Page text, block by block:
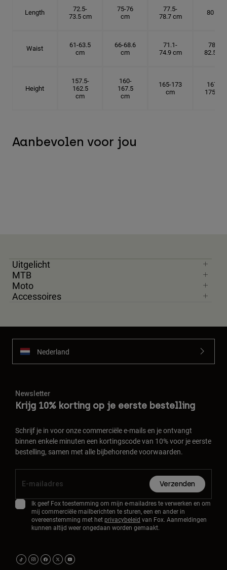
Length
72.5-
73.5 cm
75-76
cm
77.5-
78.7 cm
80 cm
Waist
61-63.5
cm
66-68.6
cm
71.1-
74.9 cm
78.7-
82.5 cm
Height
157.5-
162.5
cm
160-
167.5
cm
165-173
cm
167.5-
175 cm
Aanbevolen voor jou
Uitgelicht
MTB
Moto
Accessoires
Nederland
Newsletter
Krijg 10% korting op je eerste bestelling
Schrijf je in voor onze commerciële e-mails en je ontvangt
binnen enkele minuten een kortingscode van 10% voor je eerste
bestelling, samen met alle bijbehorende voorwaarden.
Verzenden
Ik geef Fox toestemming om mijn e-mailadres te verwerken en om
mij commerciële mailberichten te sturen, een en ander in
overeenstemming met het privacybeleid van Fox. Aanmeldingen
kunnen altijd weer ongedaan worden gemaakt.